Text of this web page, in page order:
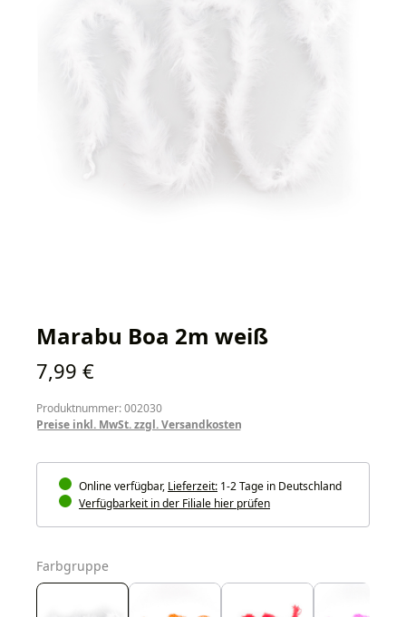
Marabu Boa 2m weiß
Regulärer Preis:
7,99 €
Produktnummer: 002030
Preise inkl. MwSt. zzgl. Versandkosten
Online verfügbar, Lieferzeit: 1-2 Tage in Deutschland
Verfügbarkeit in der Filiale hier prüfen
Farbgruppe